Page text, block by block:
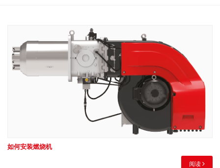
如何安装燃烧机
阅读